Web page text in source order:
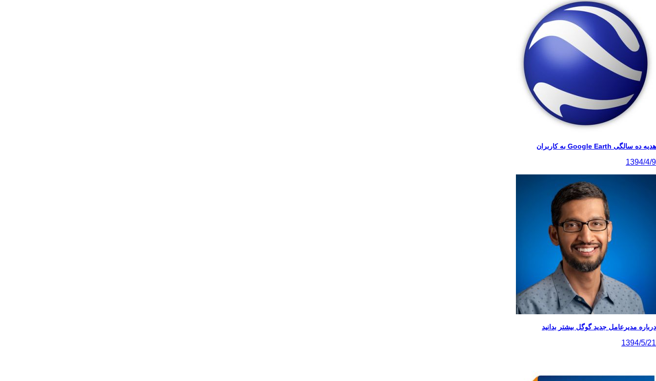
هدیه ده سالگی Google Earth به کاربران
1394/4/9
درباره مدیرعامل جدید گوگل بیشتر بدانید
1394/5/21